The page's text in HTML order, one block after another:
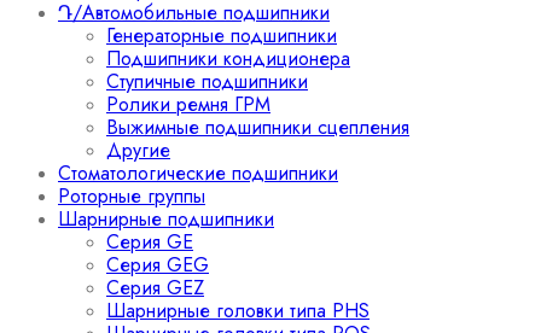
Դ/Автомобильные подшипники
Генераторные подшипники
Подшипники кондиционера
Ступичные подшипники
Ролики ремня ГРМ
Выжимные подшипники сцепления
Другие
Стоматологические подшипники
Роторные группы
Шарнирные подшипники
Серия GE
Серия GEG
Серия GEZ
Шарнирные головки типа PHS